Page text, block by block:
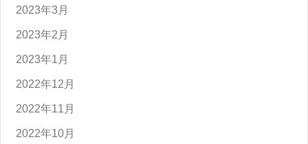
2023年3月
2023年2月
2023年1月
2022年12月
2022年11月
2022年10月